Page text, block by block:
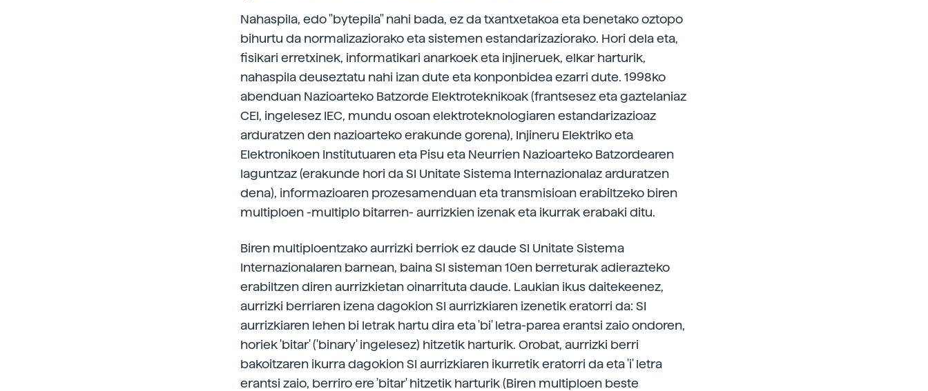
Nahaspila, edo "bytepila" nahi bada, ez da txantxetakoa eta benetako oztopo
bihurtu da normalizaziorako eta sistemen estandarizaziorako. Hori dela eta,
fisikari erretxinek, informatikari anarkoek eta injineruek, elkar harturik,
nahaspila deuseztatu nahi izan dute eta konponbidea ezarri dute. 1998ko
abenduan Nazioarteko Batzorde Elektroteknikoak (frantsesez eta gaztelaniaz
CEI, ingelesez IEC, mundu osoan elektroteknologiaren estandarizazioaz
arduratzen den nazioarteko erakunde gorena), Injineru Elektriko eta
Elektronikoen Institutuaren eta Pisu eta Neurrien Nazioarteko Batzordearen
laguntzaz (erakunde hori da SI Unitate Sistema Internazionalaz arduratzen
dena), informazioaren prozesamenduan eta transmisioan erabiltzeko biren
multiploen -multiplo bitarren- aurrizkien izenak eta ikurrak erabaki ditu.
Biren multiploentzako aurrizki berriok ez daude SI Unitate Sistema
Internazionalaren barnean, baina SI sisteman 10en berreturak adierazteko
erabiltzen diren aurrizkietan oinarrituta daude. Laukian ikus daitekeenez,
aurrizki berriaren izena dagokion SI aurrizkiaren izenetik eratorri da: SI
aurrizkiaren lehen bi letrak hartu dira eta 'bi' letra-parea erantsi zaio ondoren,
horiek 'bitar' ('binary' ingelesez) hitzetik harturik. Orobat, aurrizki berri
bakoitzaren ikurra dagokion SI aurrizkiaren ikurretik eratorri da eta 'i' letra
erantsi zaio, berriro ere 'bitar' hitzetik harturik (Biren multiploen beste